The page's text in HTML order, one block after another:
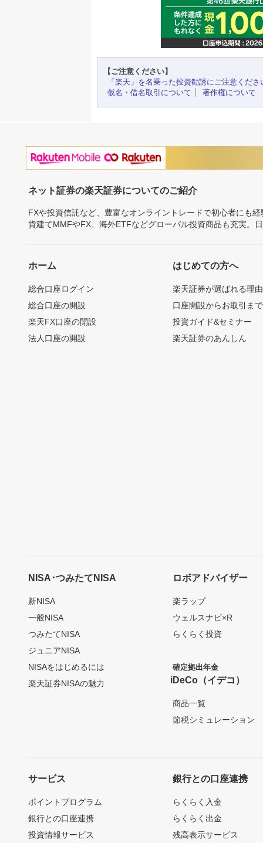
【ご注意ください】
「楽天」を名乗った投資勧誘にご注意くださ
仮名・借名取引について
著作権について
ネット証券の楽天証券についてのご紹介
FXや投資信託など、豊富なオンライントレードで初心者にも
貨建てMMFやFX、海外ETFなどグローバル投資商品も充実。
ホーム
総合口座ログイン
総合口座の開設
楽天FX口座の開設
法人口座の開設
はじめての方へ
楽天証券が選ばれる理由
口座開設からお取引ま
投資ガイド&セミナー
楽天証券のあんしん
NISA･つみたてNISA
新NISA
一般NISA
つみたてNISA
ジュニアNISA
NISAをはじめるには
楽天証券NISAの魅力
ロボアドバイザー
楽ラップ
ウェルスナビ×R
らくらく投資
確定拠出年金
iDeCo（イデコ）
商品一覧
節税シミュレーション
サービス
ポイントプログラム
銀行との口座連携
投資情報サービス
銀行との口座連携
らくらく入金
らくらく出金
残高表示サービス